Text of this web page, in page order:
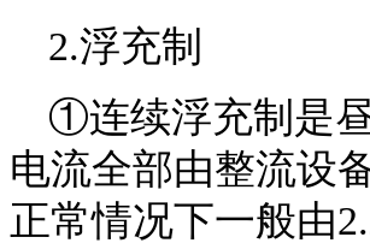
2.浮充制
①连续浮充制是
电流全部由整流设
正常情况下一般由